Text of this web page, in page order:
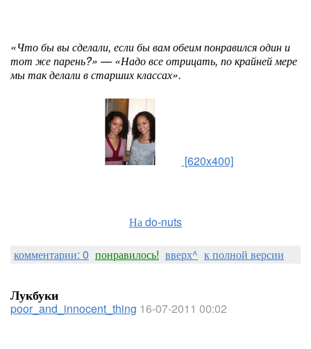
«Что бы вы сделали, если бы вам обеим понравился один и
тот же парень?» — «Надо все отрицать, по крайней мере
мы так делали в старших классах».
[620x400]
На do-nuts
комментарии: 0 понравилось! вверх^ к полной версии
Лукбуки
poor_and_innocent_thing 16-07-2011 00:02